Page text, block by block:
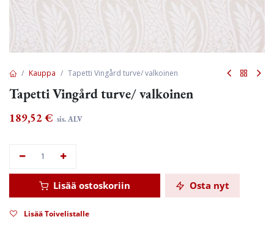
Kauppa Tapetti Vingård turve/ valkoinen
Tapetti Vingård turve/ valkoinen
189,52€ sis. ALV
Lisää ostoskoriin Osta nyt
Lisää Toivelistalle